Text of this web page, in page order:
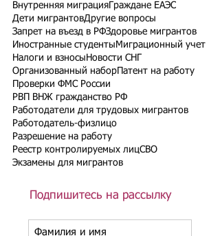
Внутренняя миграция Граждане ЕАЭС
Дети мигрантовДругие вопросы
Запрет на въезд в РФЗдоровье мигрантов
Иностранные студенты Миграционный учет
Налоги и взносы Новости СНГ
Организованный набор Патент на работу
Проверки ФМС России
РВП ВНЖ гражданство РФ
Работодатели для трудовых мигрантов
Работодатель-физлицо
Разрешение на работу
Реестр контролируемых лицСВО
Экзамены для мигрантов
Подпишитесь на рассылку